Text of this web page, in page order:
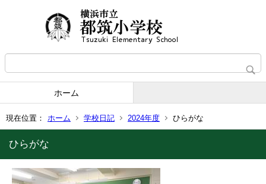
ホーム
現在位置： ホーム 学校日記 2024年度 ひらがな
ひらがな